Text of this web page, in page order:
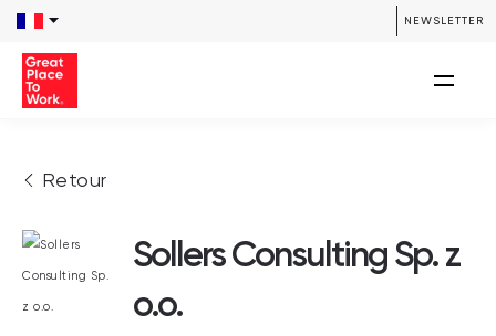
NEWSLETTER
Retour
Sollers Consulting Sp. z
o.o.